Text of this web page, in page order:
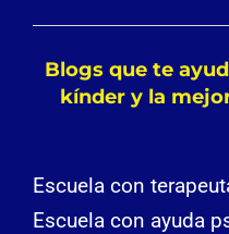
Blogs que te
kínder y la
Escuela con
Escuela con ayuda